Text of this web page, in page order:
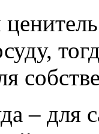
– для